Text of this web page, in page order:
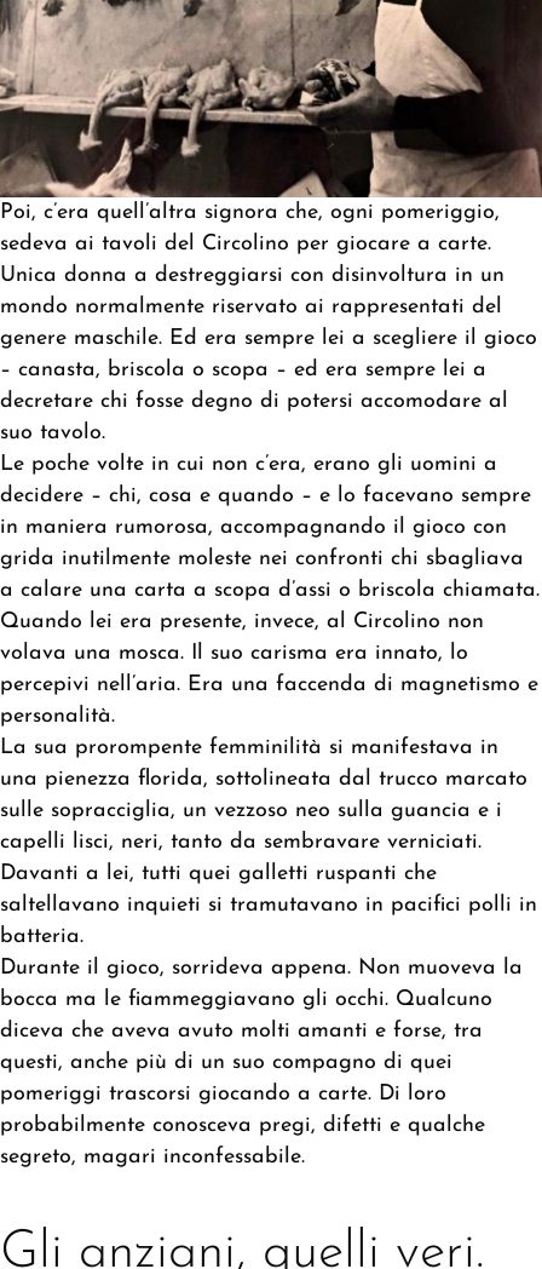
Poi, c’era quell’altra signora che, ogni pomeriggio,
sedeva ai tavoli del Circolino per giocare a carte.
Unica donna a destreggiarsi con disinvoltura in un
mondo normalmente riservato ai rappresentati del
genere maschile. Ed era sempre lei a scegliere il gioco
– canasta, briscola o scopa – ed era sempre lei a
decretare chi fosse degno di potersi accomodare al
suo tavolo.
Le poche volte in cui non c’era, erano gli uomini a
decidere – chi, cosa e quando – e lo facevano sempre
in maniera rumorosa, accompagnando il gioco con
grida inutilmente moleste nei confronti chi sbagliava
a calare una carta a scopa d’assi o briscola chiamata.
Quando lei era presente, invece, al Circolino non
volava una mosca. Il suo carisma era innato, lo
percepivi nell’aria. Era una faccenda di magnetismo e
personalità.
La sua prorompente femminilità si manifestava in
una pienezza florida, sottolineata dal trucco marcato
sulle sopracciglia, un vezzoso neo sulla guancia e i
capelli lisci, neri, tanto da sembravare verniciati.
Davanti a lei, tutti quei galletti ruspanti che
saltellavano inquieti si tramutavano in pacifici polli in
batteria.
Durante il gioco, sorrideva appena. Non muoveva la
bocca ma le fiammeggiavano gli occhi. Qualcuno
diceva che aveva avuto molti amanti e forse, tra
questi, anche più di un suo compagno di quei
pomeriggi trascorsi giocando a carte. Di loro
probabilmente conosceva pregi, difetti e qualche
segreto, magari inconfessabile.
Gli anziani, quelli veri.